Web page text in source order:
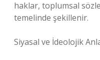
haklar, toplumsal
temelinde şekillenir.
Siyasal ve İdeolojik